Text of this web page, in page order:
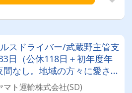
スドライバー/武蔵野主管支
日（公休118日＋初年度年
なし。地域の方々に愛され
ト運輸株式会社(SD)